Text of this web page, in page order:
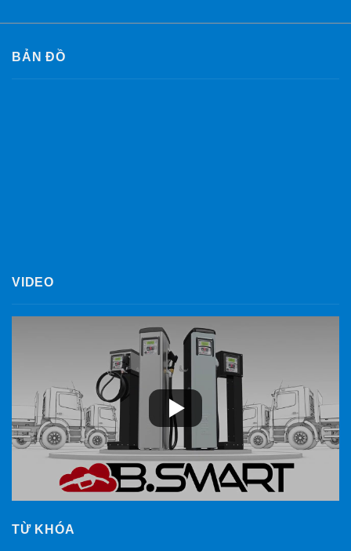
BẢN ĐỒ
VIDEO
TỪ KHÓA